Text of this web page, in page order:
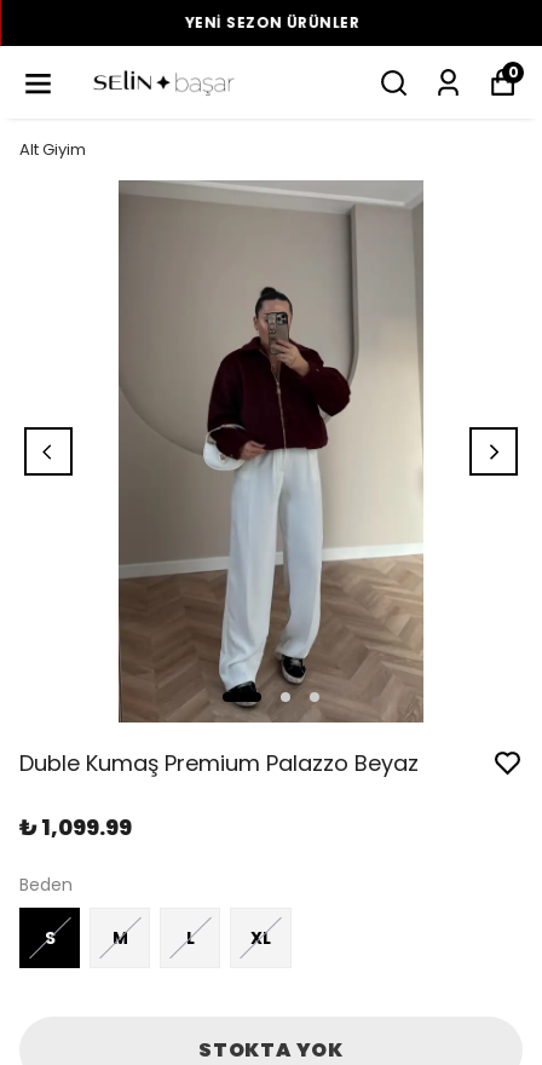
YENI SEZON ÜRÜNLER
0
Alt Giyim
Duble Kumaş Premium Palazzo Beyaz
₺ 1,099.99
Beden
S M L XL
STOKTA YOK